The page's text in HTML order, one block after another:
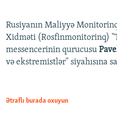
Rusiyanın Maliyyə
Xidməti (Rosfinmonitorinq)
messencerinin qurucusu
və ekstremistlər" siyahısına
Ətraflı burada oxuyun